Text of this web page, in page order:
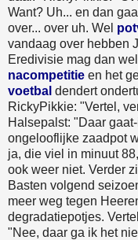
Want? Uh... en dan
over... over uh. Wel
vandaag over hebben
Eredivisie mag dan
nacompetitie en het
voetbal dendert
RickyPikkie: "Vertel,
Halsepalst: "Daar
ongelooflijke zaadpot
ja, die viel in minuut
ook weer niet. Verder
Basten volgend
meer weg tegen
degradatiepotjes.
"Nee, daar ga ik het